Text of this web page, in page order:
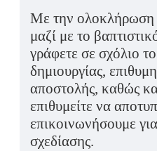
Με την ολοκλήρωση
μαζί με το
γράφετε σε σχόλιο
δημιουργίας,
αποστολής, καθώς
επιθυμείτε να
επικοινωνήσουμε
σχεδίασης.